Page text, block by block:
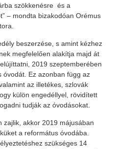
szökkenésre és a
– mondta bizakodóan Orémus
beszerzése, s amint kézhez
megfelelően alakítja majd át
2019 szeptemberében
óvodát. Ez azonban függ az
az illetékes, szlovák
külön engedéllyel, rövidített
tudják az óvodásokat.
zajlik, akkor 2019 májusában
a református óvodába.
szükséges 14